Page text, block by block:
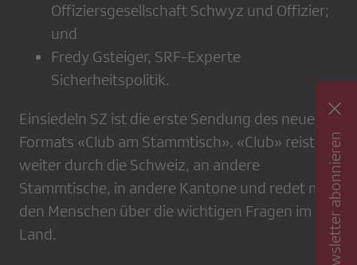
Offiziersgesellschaft Schwyz und Offizier;
und
Fredy Gsteiger, SRF-Experte
Sicherheitspolitik.
Einsiedeln SZ ist die erste Sendung des neuen
Formats «Club am Stammtisch». «Club» reist
weiter durch die Schweiz, an andere
Stammtische, in andere Kantone und redet mit
den Menschen über die wichtigen Fragen im
Land.
Newsletter abonnieren